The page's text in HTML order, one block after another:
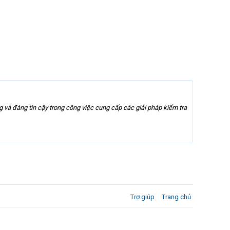
và đáng tin cậy trong công việc cung cấp các giải pháp kiểm tra
Trợ giúp Trang chủ